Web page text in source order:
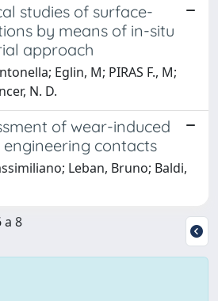
studies of surface-
by means of in-situ
approach
Eglin, M; PIRAS F., M;
N. D.
of wear-induced
contacts
Leban, Bruno; Baldi,
a 8